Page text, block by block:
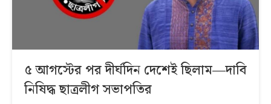
৫ আগস্টের পর দীর্ঘদিন দেশেই ছিলাম—দাবি
নিষিদ্ধ ছাত্রলীগ সভাপতির